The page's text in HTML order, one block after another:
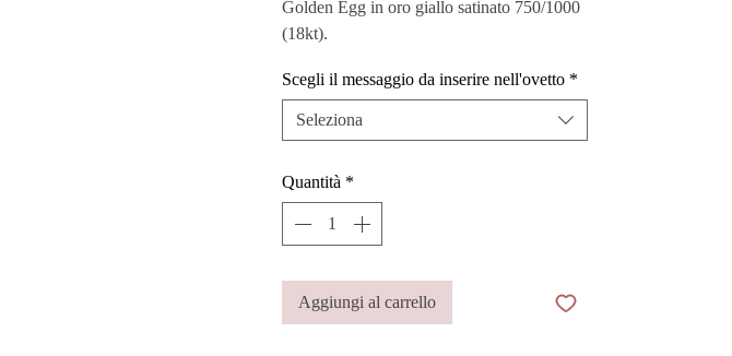
Golden Egg in oro giallo satinato 750/1000
(18kt).
Un gioiello prezioso e giocoso, simbolo di
rinascita e fortuna. La sua forma iconica
cela un dettaglio speciale: all'interno, puoi
segreto da donare o ricevere. Un gioiello
unico che racchiude emozioni da custodire
per sempre.
Scegli il messaggio da inserire nell'ovetto *
Seleziona
Quantità *
Aggiungi al carrello